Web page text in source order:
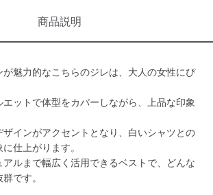
商品説明
魅力的なこちらのジレは、大人の女性にぴ
ットで体型をカバーしながら、上品な印象
ザインがアクセントとなり、白いシャツとの
仕上がります。
アルまで幅広く活用できるベストで、どんな
です。